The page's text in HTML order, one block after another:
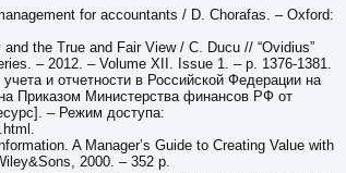
for accountants / D. Chorafas. – Oxford:
the True and Fair View / C. Ducu // “Ovidius”
– 2012. – Volume XII. Issue 1. – p. 1376-1381.
и отчетности в Российской Федерации на
Приказом Министерства финансов РФ от
– Режим доступа:
A Manager’s Guide to Creating Value with
2000. – 352 p.